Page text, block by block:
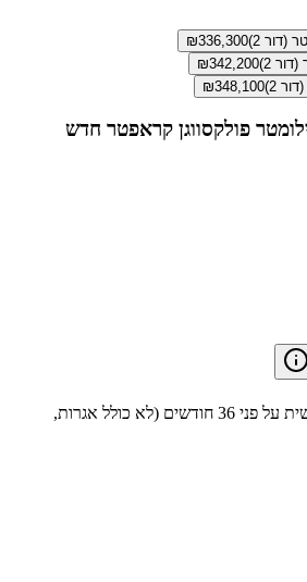
₪336,300
₪342,200
₪348,100
פולקסווגן קראפטר חדש
עלות חודשית הוצאות חודשית על פני 36 חודשים (לא כולל אגרות,